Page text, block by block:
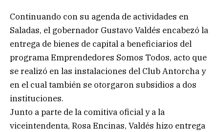
Continuando con su agenda de actividades en
Saladas, el gobernador Gustavo Valdés encabezó la
entrega de bienes de capital a beneficiarios del
programa Emprendedores Somos Todos, acto que
se realizó en las instalaciones del Club Antorcha y
en el cual también se otorgaron subsidios a dos
instituciones.
Junto a parte de la comitiva oficial y a la
viceintendenta, Rosa Encinas, Valdés hizo entrega